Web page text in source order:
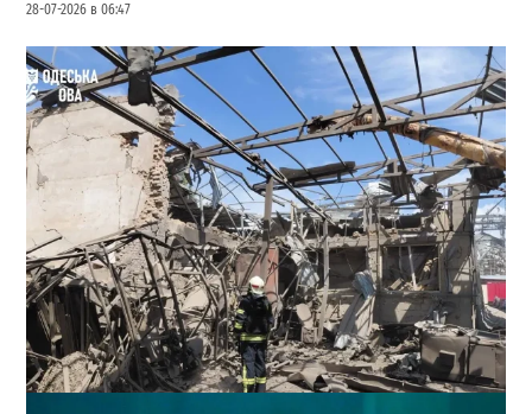
28-07-2026 в 06:47